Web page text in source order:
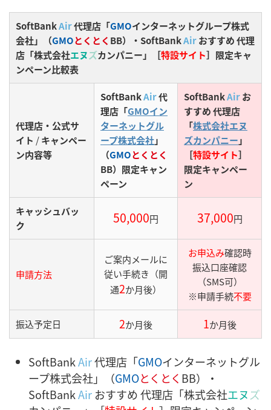
SoftBankAir代理店「GMOインターネットグループ株式
会社」（GMOとくとく BB）・SoftBankAirおすすめ 代理
店「株式会社エヌズカンパニー」［特設サイト］限定キャ
ンペーン比較表
代理店・公式サ
イト /キャンペー
ン内容等
SoftBankAir代
理店「GMOイン
ターネットグル
ープ株式会社」
（GMOとくとく
BB）限定キャン
ペーン
SoftBankAirお
すすめ 代理店
「株式会社エヌ
ズカンパニー」
［特設サイト］
限定キャンペー
ン
キャッシュバッ
ク
50,000円 37,000円
申請方法
ご案内メールに
従い手続き（開
通2か月後）
お申込み確認時
振込口座確認
（SMS可）
※申請手続不要
振込予定日 2か月後 1か月後
SoftBankAir代理店「GMOインターネットグル
ープ株式会社」（GMOとくとく BB）・
SoftBankAir おすすめ 代理店「株式会社エヌ ズ